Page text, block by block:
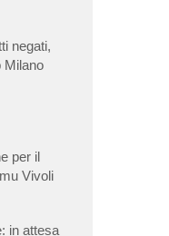
negati,
Milano
per il
Vivoli
in attesa